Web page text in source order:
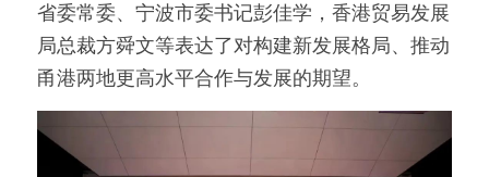
省委常委、宁波市委书记彭佳学，香港贸易发展
局总裁方舜文等表达了对构建新发展格局、推动
甬港两地更高水平合作与发展的期望。